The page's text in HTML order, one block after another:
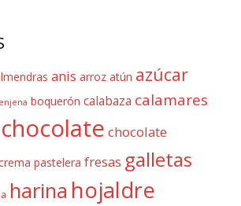
anis arroz atún azúcar
boquerón calabaza calamares
chocolate chocolate
pastelera fresas galletas
harina hojaldre